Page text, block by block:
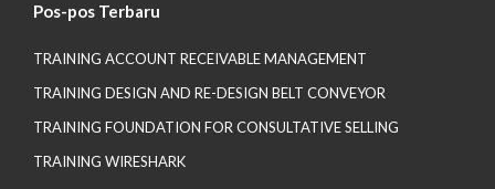
Pos-pos Terbaru
TRAINING ACCOUNT RECEIVABLE MANAGEMENT
TRAINING DESIGN AND RE-DESIGN BELT CONVEYOR
TRAINING FOUNDATION FOR CONSULTATIVE SELLING
TRAINING WIRESHARK